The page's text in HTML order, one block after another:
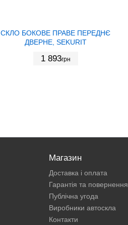
СКЛО БОКОВЕ ПРАВЕ ПЕРЕДНЄ
ДВЕРНЕ, SEKURIT
1 893грн
Магазин
Доставка і оплата
Гарантія та повернення
Публічна угода
Виробники автоскла
Контакти